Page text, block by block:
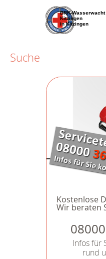
BRK-Wasserwacht
Kitzingen
in Kitzingen
Suche
Kostenlose
Wir beraten
08000
Infos für
rund